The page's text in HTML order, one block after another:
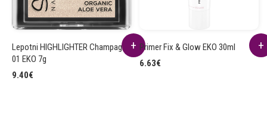
Lepotni HIGHLIGHTER Champagne
01 EKO 7g
9.40€
Primer Fix & Glow EKO 30ml
6.63€